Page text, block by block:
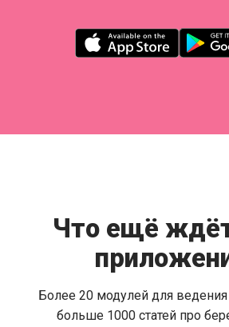
Что ещё
Более 20 модулей для
больше 1000 статей про